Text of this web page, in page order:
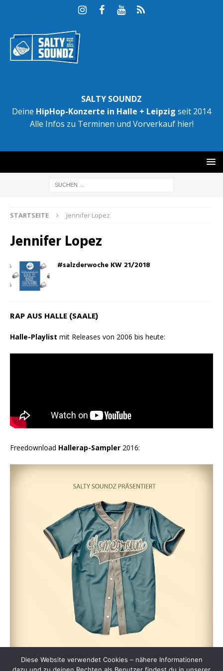
SALTY SOUNDZ
Deine HipHop-Konzerte in Halle + Leipzig seit 2014
Alle Infos zu Terminen und Vorverkauf hier!
STARTSEITE Jennifer Lopez
Jennifer Lopez
#salzderwoche KW 21/2018
RAP AUS HALLE (SAALE)
Halle-Playlist mit Releases von 2006 bis heute:
Freedownload Hallerap-Sampler 2016:
Diese Website verwendet Cookies – nähere Informationen